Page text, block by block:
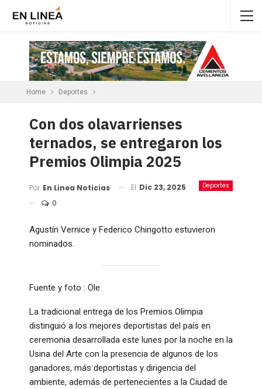
Home Deportes
Con dos olavarrienses
ternados, se entregaron los
Premios Olimpia 2025
Deportes
Por En Linea Noticias El Dic 23, 2025
0
Agustín Vernice y Federico Chingotto estuvieron
nominados.
Fuente y foto : Ole
La tradicional entrega de los Premios Olimpia
distinguió a los mejores deportistas del país en
ceremonia desarrollada este lunes por la noche en la
Usina del Arte con la presencia de algunos de los
ganadores, más deportistas y dirigencia del
ambiente, además de pertenecientes a la Ciudad de